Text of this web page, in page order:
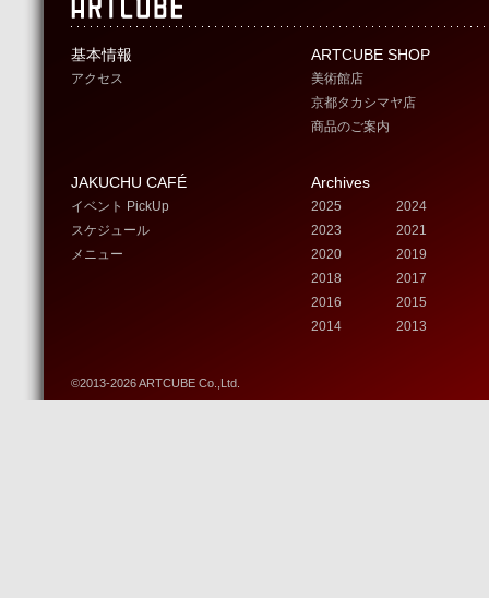
基本情報
アクセス
ARTCUBE SHOP
美術館店
京都タカシマヤ店
商品のご案内
JAKUCHU CAFÉ
イベント PickUp
スケジュール
メニュー
Archives
2025
2024
2023
2021
2020
2019
2018
2017
2016
2015
2014
2013
©2013-2026 ARTCUBE Co.,Ltd.